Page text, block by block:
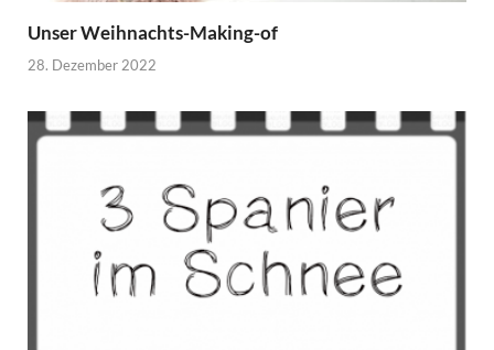
Unser Weihnachts-Making-of
28. Dezember 2022